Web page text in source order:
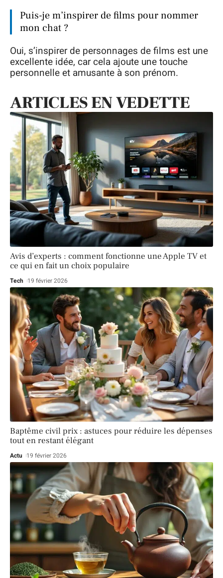
Puis-je m’inspirer de films pour nommer
mon chat ?
Oui, s’inspirer de personnages de films est une
excellente idée, car cela ajoute une touche
personnelle et amusante à son prénom.
ARTICLES EN VEDETTE
Avis d’experts : comment fonctionne une Apple TV et
ce qui en fait un choix populaire
Tech 19 février 2026
Baptême civil prix : astuces pour réduire les dépenses
tout en restant élégant
Actu 19 février 2026